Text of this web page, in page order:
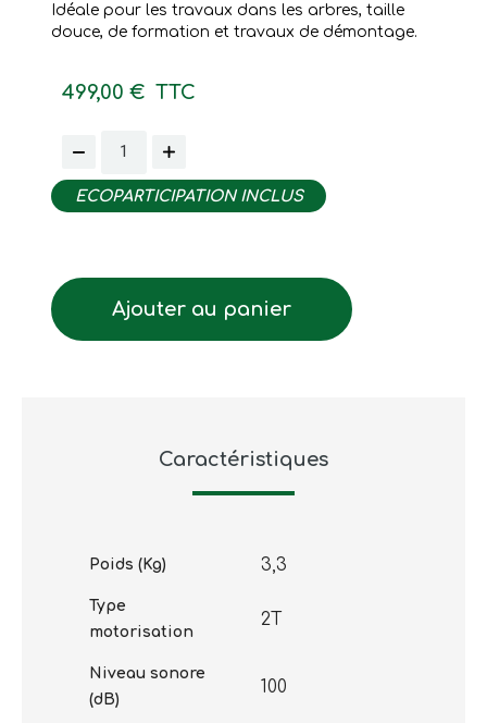
Idéale pour les travaux dans les arbres, taille
douce, de formation et travaux de démontage.
499,00 € TTC
ECOPARTICIPATION INCLUS
Ajouter au panier
Caractéristiques
Poids (Kg) 3,3
Type
motorisation
2T
Niveau sonore
(dB)
100